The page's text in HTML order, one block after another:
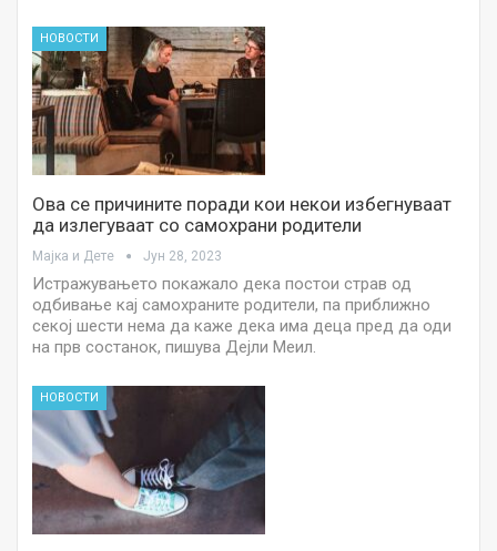
НОВОСТИ
Ова се причините поради кои некои избегнуваат
да излегуваат со самохрани родители
Мајка и Дете Јун 28, 2023
Истражувањето покажало дека постои страв од
одбивање кај самохраните родители, па приближно
секој шести нема да каже дека има деца пред да оди
на прв состанок, пишува Дејли Меил.
НОВОСТИ